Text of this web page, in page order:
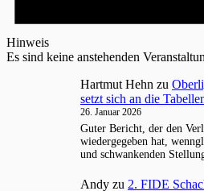
Hinweis
Es sind keine anstehenden
Hartmut Hehn zu
setzt sich an die
26. Januar 2026
Guter Bericht, der den
wiedergegeben hat,
und schwankenden
Andy zu 2. FIDE